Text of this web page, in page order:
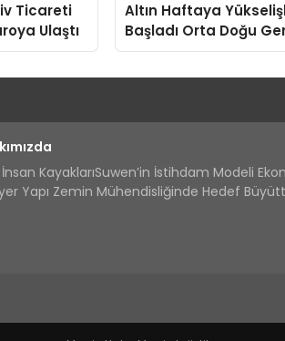
Ticareti
Ulaştı
Altın Haftaya
Başladı Orta Doğu
Fiyatları Etkiliyor
KayaklarıSuwen’in İstihdam Modeli
Yapı Zemin Mühendisliğinde Hedef